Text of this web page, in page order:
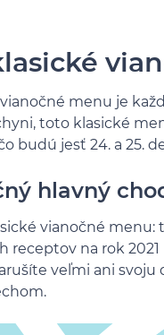
menu je
toto klasické
budú jesť 24. a 25.
hlavný
vianočné
receptov na rok
veľmi ani svoju